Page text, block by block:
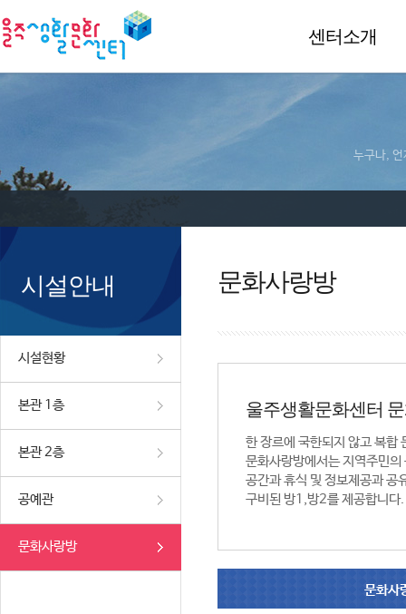
센터소개
누구나, 언
시설안내
시설현황
본관 1층
본관 2층
공예관
문화사랑방
문화사랑방
울주생활문화센터
한 장르에 국한되지 않고 복합
문화사랑방에서는 지역주민
공간과 휴식 및 정보제공과 공
구비된 방1,방2를 제공합니다.
문화사